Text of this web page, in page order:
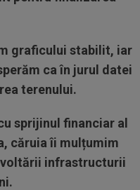
graficului stabilit, iar
ca în jurul datei
terenului.
sprijinul financiar al
căruia îi mulțumim
infrastructurii